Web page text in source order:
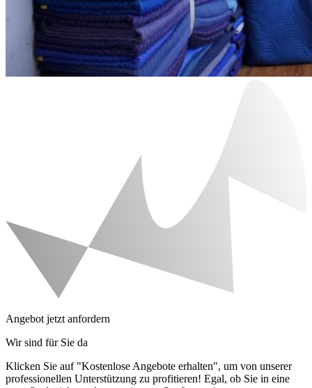
Angebot jetzt anfordern
Wir sind für Sie da
Klicken Sie auf "Kostenlose Angebote erhalten", um von unserer
professionellen Unterstützung zu profitieren! Egal, ob Sie in eine